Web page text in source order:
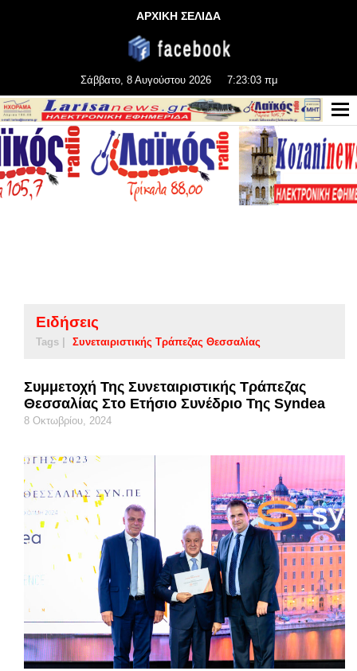
ΑΡΧΙΚΗ ΣΕΛΙΔΑ
Σάββατο, 8 Αυγούστου 2026 7:23:03 πμ
Ειδήσεις
Tags | Συνεταιριστικής Τράπεζας Θεσσαλίας
Συμμετοχή Της Συνεταιριστικής Τράπεζας
Θεσσαλίας Στο Ετήσιο Συνέδριο Της Syndea
8 Οκτωβρίου, 2024